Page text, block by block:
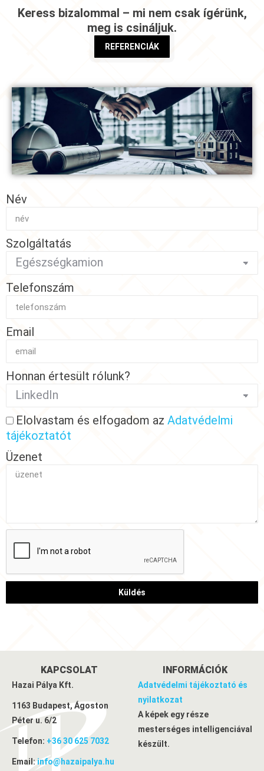
Keress bizalommal – mi nem csak ígérünk,
meg is csináljuk.
REFERENCIÁK
Név
Szolgáltatás
Telefonszám
Email
Honnan értesült rólunk?
Elolvastam és elfogadom az Adatvédelmi
tájékoztatót
Üzenet
Küldés
KAPCSOLAT
Hazai Pálya Kft.
1163 Budapest, Ágoston
Péter u. 6/2
Telefon: +36 30 625 7032
Email:info@hazaipalya.hu
INFORMÁCIÓK
Adatvédelmi tájékoztató és
nyilatkozat
A képek egy része
mesterséges intelligenciával
készült.